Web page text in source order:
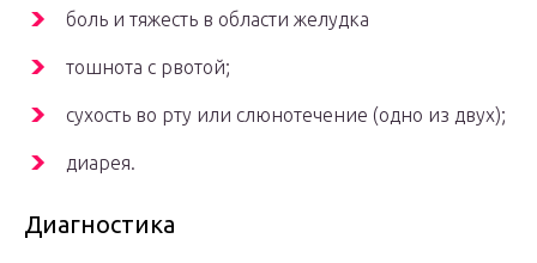
боль и тяжесть в области желудка
тошнота с рвотой;
сухость во рту или слюнотечение (одно из двух);
диарея.
Диагностика